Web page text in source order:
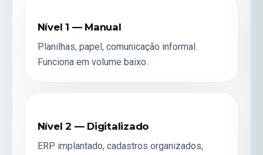
Nível 1 — Manual
Planilhas, papel, comunicação informal.
Funciona em volume baixo.
Nível 2 — Digitalizado
ERP implantado, cadastros organizados,